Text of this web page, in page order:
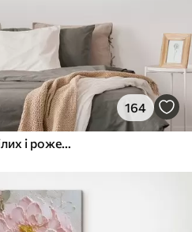
164
Розпис букета красивих білих і рожевих півоній у скляній вазі на дерев'яному столі